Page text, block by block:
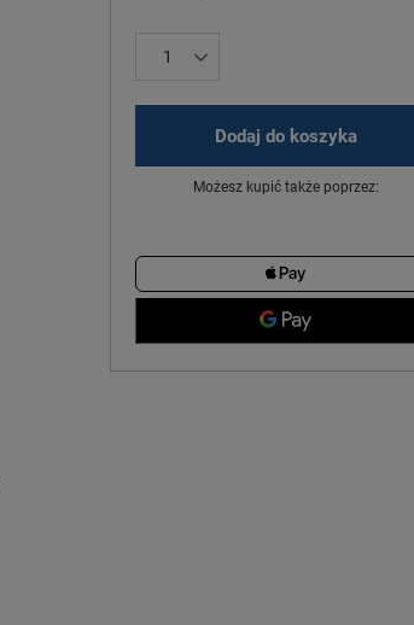
Dodaj do koszyka
Możesz kupić także poprzez: